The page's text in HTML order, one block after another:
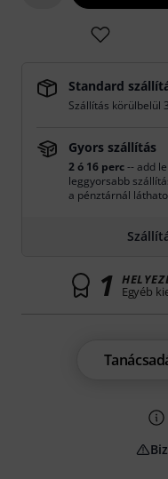
Standard
Szállítás körülbelül
Gyors szállítás
2 ó 16 perc-- add
leggyorsabb
a pénztárnál
1 Egyéb